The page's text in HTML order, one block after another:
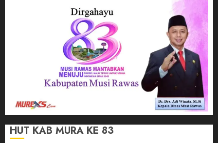
HUT KAB MURA KE 83